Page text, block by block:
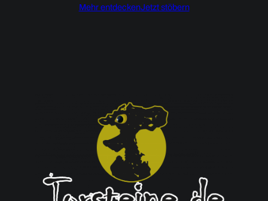
Mehr entdeckenJetzt stöbern